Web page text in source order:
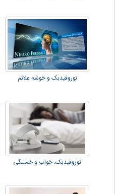
نوروفیدبک و خوشه علائم
نوروفیدبک، خواب و خستگی